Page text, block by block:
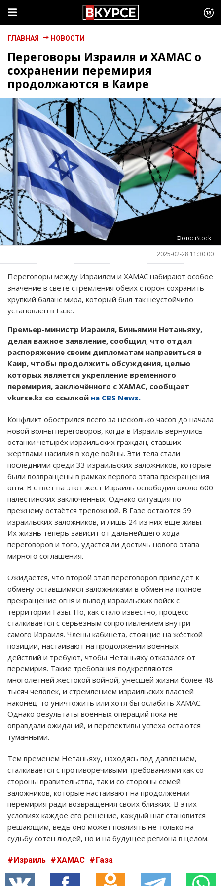
ГЛАВНАЯ НОВОСТИ
Переговоры Израиля и ХАМАС о
сохранении перемирия
продолжаются в Каире
Фото: iStock
2025-02-28 11:30:00
Переговоры между Израилем и ХАМАС набирают особое
значение в свете стремления обеих сторон сохранить
хрупкий баланс мира, который был так неустойчиво
установлен в Газе.
Премьер-министр Израиля, Биньямин Нетаньяху,
делая важное заявление, сообщил, что отдал
распоряжение своим дипломатам направиться в
Каир, чтобы продолжить обсуждения, целью
которых является укрепление временного
перемирия, заключённого с ХАМАС, сообщает
vkurse.kz со ссылкой на CBS News.
Конфликт обострился всего за несколько часов до начала
новой волны переговоров, когда в Израиль вернулись
останки четырёх израильских граждан, ставших
жертвами насилия в ходе войны. Эти тела стали
последними среди 33 израильских заложников, которые
были возвращены в рамках первого этапа прекращения
огня. В ответ на этот жест Израиль освободил около 600
палестинских заключённых. Однако ситуация по-
прежнему остаётся тревожной. В Газе остаются 59
израильских заложников, и лишь 24 из них ещё живы.
Их жизнь теперь зависит от дальнейшего хода
переговоров и того, удастся ли достичь нового этапа
мирного соглашения.
Ожидается, что второй этап переговоров приведёт к
обмену оставшимися заложниками в обмен на полное
прекращение огня и вывод израильских войск с
территории Газы. Но, как стало известно, процесс
сталкивается с серьёзным сопротивлением внутри
самого Израиля. Члены кабинета, стоящие на жёсткой
позиции, настаивают на продолжении военных
действий и требуют, чтобы Нетаньяху отказался от
перемирия. Такие требования подкрепляются
многолетней жестокой войной, унесшей жизни более 48
тысяч человек, и стремлением израильских властей
наконец-то уничтожить или хотя бы ослабить ХАМАС.
Однако результаты военных операций пока не
оправдали ожиданий, и перспективы успеха остаются
туманными.
Тем временем Нетаньяху, находясь под давлением,
сталкивается с противоречивыми требованиями как со
стороны правительства, так и со стороны семей
заложников, которые настаивают на продолжении
перемирия ради возвращения своих близких. В этих
условиях каждое его решение, каждый шаг становится
решающим, ведь оно может повлиять не только на
судьбу сотен людей, но и на будущее региона в целом.
Израиль ХАМАС Газа